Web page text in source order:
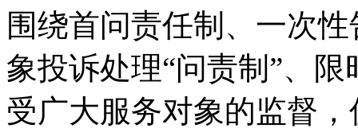
围绕首问责任制、一次
象投诉处理“问责制”、
受广大服务对象的监督